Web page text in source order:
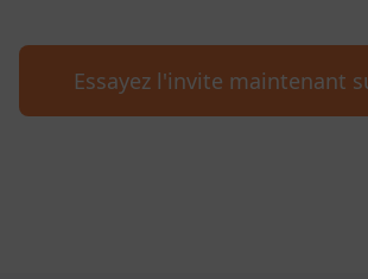
Essayez l'invite maintenant